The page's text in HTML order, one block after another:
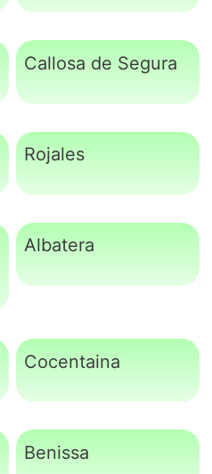
Callosa de Segura
Rojales
Albatera
Cocentaina
Benissa